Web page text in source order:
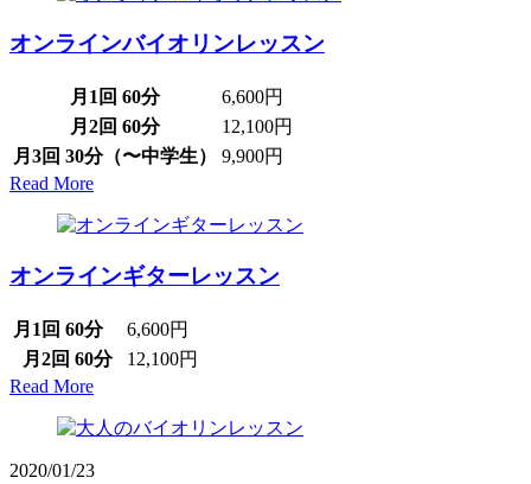
オンラインバイオリンレッスン
月1回 60分
6,600円
月2回 60分
12,100円
月3回 30分（〜中学生）
9,900円
Read More
オンラインギターレッスン
月1回 60分
6,600円
月2回 60分
12,100円
Read More
2020/01/23